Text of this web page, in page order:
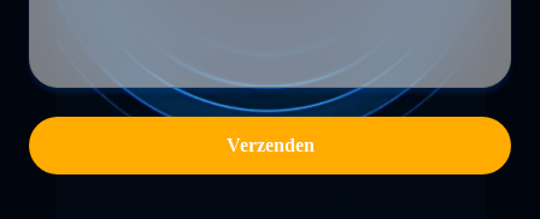
Verzenden